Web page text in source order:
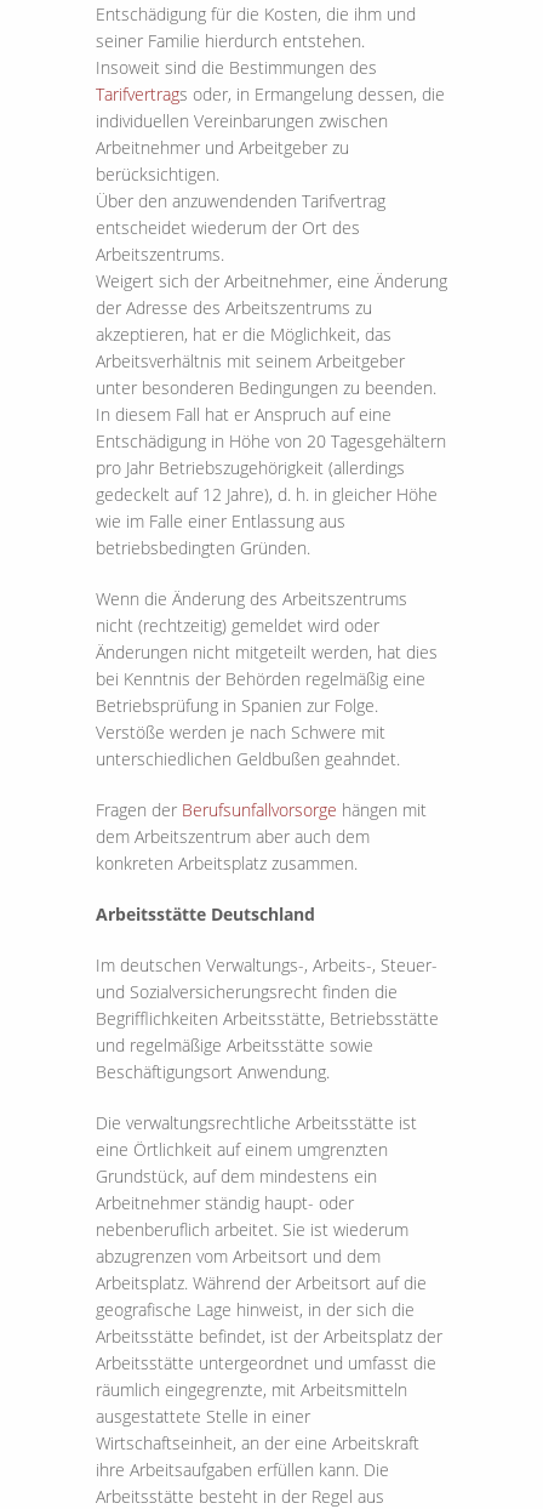
Entschädigung für die Kosten, die ihm und
seiner Familie hierdurch entstehen.
Insoweit sind die Bestimmungen des
Tarifvertrags oder, in Ermangelung dessen, die
individuellen Vereinbarungen zwischen
Arbeitnehmer und Arbeitgeber zu
berücksichtigen.
Über den anzuwendenden Tarifvertrag
entscheidet wiederum der Ort des
Arbeitszentrums.
Weigert sich der Arbeitnehmer, eine Änderung
der Adresse des Arbeitszentrums zu
akzeptieren, hat er die Möglichkeit, das
Arbeitsverhältnis mit seinem Arbeitgeber
unter besonderen Bedingungen zu beenden.
In diesem Fall hat er Anspruch auf eine
Entschädigung in Höhe von 20 Tagesgehältern
pro Jahr Betriebszugehörigkeit (allerdings
gedeckelt auf 12 Jahre), d. h. in gleicher Höhe
wie im Falle einer Entlassung aus
betriebsbedingten Gründen.
Wenn die Änderung des Arbeitszentrums
nicht (rechtzeitig) gemeldet wird oder
Änderungen nicht mitgeteilt werden, hat dies
bei Kenntnis der Behörden regelmäßig eine
Betriebsprüfung in Spanien zur Folge.
Verstöße werden je nach Schwere mit
unterschiedlichen Geldbußen geahndet.
Fragen der Berufsunfallvorsorge hängen mit
dem Arbeitszentrum aber auch dem
konkreten Arbeitsplatz zusammen.
Arbeitsstätte Deutschland
Im deutschen Verwaltungs-, Arbeits-, Steuer-
und Sozialversicherungsrecht finden die
Begrifflichkeiten Arbeitsstätte, Betriebsstätte
und regelmäßige Arbeitsstätte sowie
Beschäftigungsort Anwendung.
Die verwaltungsrechtliche Arbeitsstätte ist
eine Örtlichkeit auf einem umgrenzten
Grundstück, auf dem mindestens ein
Arbeitnehmer ständig haupt- oder
nebenberuflich arbeitet. Sie ist wiederum
abzugrenzen vom Arbeitsort und dem
Arbeitsplatz. Während der Arbeitsort auf die
geografische Lage hinweist, in der sich die
Arbeitsstätte befindet, ist der Arbeitsplatz der
Arbeitsstätte untergeordnet und umfasst die
räumlich eingegrenzte, mit Arbeitsmitteln
ausgestattete Stelle in einer
Wirtschaftseinheit, an der eine Arbeitskraft
ihre Arbeitsaufgaben erfüllen kann. Die
Arbeitsstätte besteht in der Regel aus